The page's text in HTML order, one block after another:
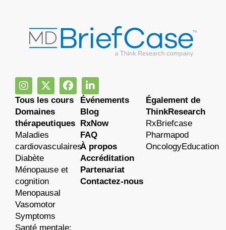
Tous les cours
Domaines
thérapeutiques
Maladies
cardiovasculaires
Diabète
Ménopause et
cognition
Menopausal
Vasomotor
Symptoms
Santé mentale:
Événements
Blog
RxNow
FAQ
À propos
Accréditation
Partenariat
Contactez-nous
Également de
ThinkResearch
RxBriefcase
Pharmapod
OncologyEducation